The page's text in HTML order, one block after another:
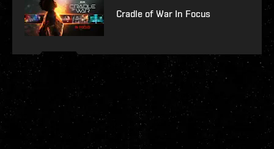
Cradle of War In Focus